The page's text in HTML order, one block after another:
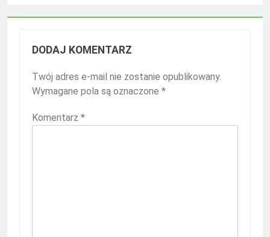
DODAJ KOMENTARZ
Twój adres e-mail nie zostanie opublikowany.
Wymagane pola są oznaczone *
Komentarz *